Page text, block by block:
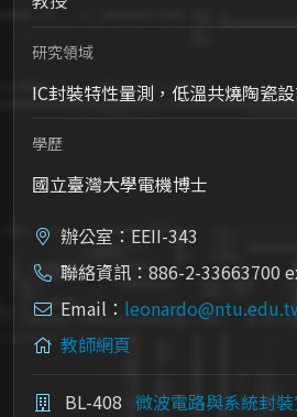
研究領域
IC封裝特性量測，低溫共燒陶瓷
學歷
國立臺灣大學電機博士
辦公室：EEII-343
聯絡資訊：886-2-33663700
Email：
教師網頁
BL-408 微波電路與系統封